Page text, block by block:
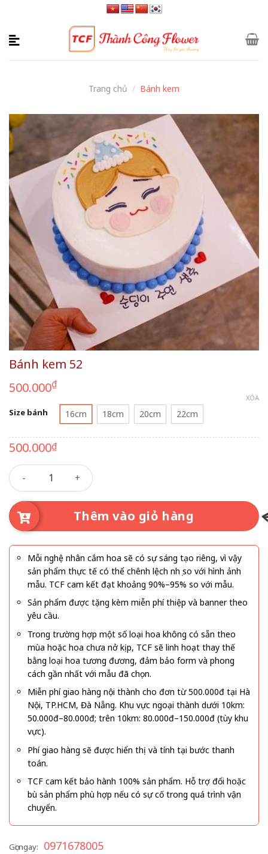
content
Trang chủ / Bánh kem
Bánh kem 52
500.000₫
Size bánh 16cm 18cm 20cm 22cm
XÓA
500.000₫
Bánh kem 52 số lượng
Thêm vào giỏ hàng
Mỗi nghệ nhân cắm hoa sẽ có sự sáng tạo riêng, vì vậy
sản phẩm thực tế có thể chênh lệch nhẹ so với hình ảnh
mẫu. TCF cam kết đạt khoảng 90%–95% so với mẫu.
Sản phẩm được tặng kèm miễn phí thiệp và banner theo
yêu cầu.
Trong trường hợp một số loại hoa không có sẵn theo
mùa hoặc hoa chưa nở kịp, TCF sẽ linh hoạt thay thế
bằng loại hoa tương đương, đảm bảo form và phong
cách gần nhất với mẫu đã chọn.
Miễn phí giao hàng nội thành cho đơn từ 500.000đ tại Hà
Nội, TP.HCM, Đà Nẵng. Khu vực ngoại thành dưới 10km:
50.000đ–80.000đ; trên 10km: 80.000đ–150.000đ (tùy khu
vực).
Phí giao hàng sẽ được hiển thị và tính tại bước thanh
toán.
TCF cam kết bảo hành 100% sản phẩm. Hỗ trợ đổi hoặc
bù sản phẩm phù hợp nếu có sự cố trong quá trình vận
chuyển.
Gọi ngay: 0971678005